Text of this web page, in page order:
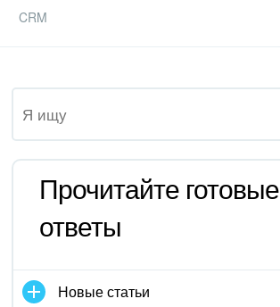
CRM
Прочитайте готовые
ответы
Новые статьи